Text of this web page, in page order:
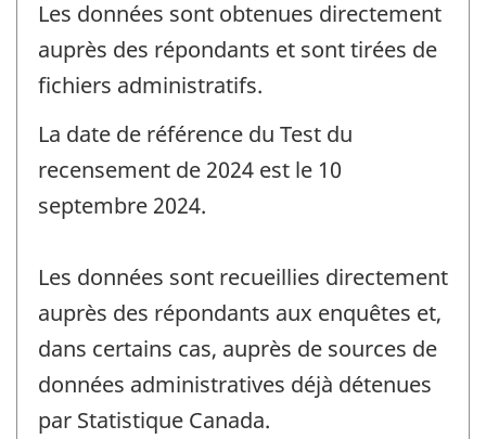
Les données sont obtenues directement
auprès des répondants et sont tirées de
fichiers administratifs.
La date de référence du Test du
recensement de 2024 est le 10
septembre 2024.
Les données sont recueillies directement
auprès des répondants aux enquêtes et,
dans certains cas, auprès de sources de
données administratives déjà détenues
par Statistique Canada.